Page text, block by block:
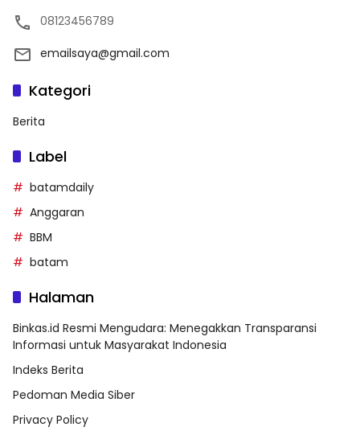
08123456789
emailsaya@gmail.com
Kategori
Berita
Label
batamdaily
Anggaran
BBM
batam
Halaman
Binkas.id Resmi Mengudara: Menegakkan Transparansi
Informasi untuk Masyarakat Indonesia
Indeks Berita
Pedoman Media Siber
Privacy Policy